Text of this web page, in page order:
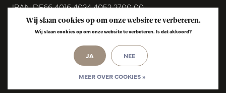
IBAN DE66 4016 4024 4052 2700 00
BIC GENODEM1GRN
VAT NL854291040B01
© Copyright 2026 - Umo Art & Design |
Wij slaan cookies op om onze website te verbeteren.
Wij slaan cookies op om onze website te verbeteren. Is dat akkoord?
JA NEE
MEER OVER COOKIES »